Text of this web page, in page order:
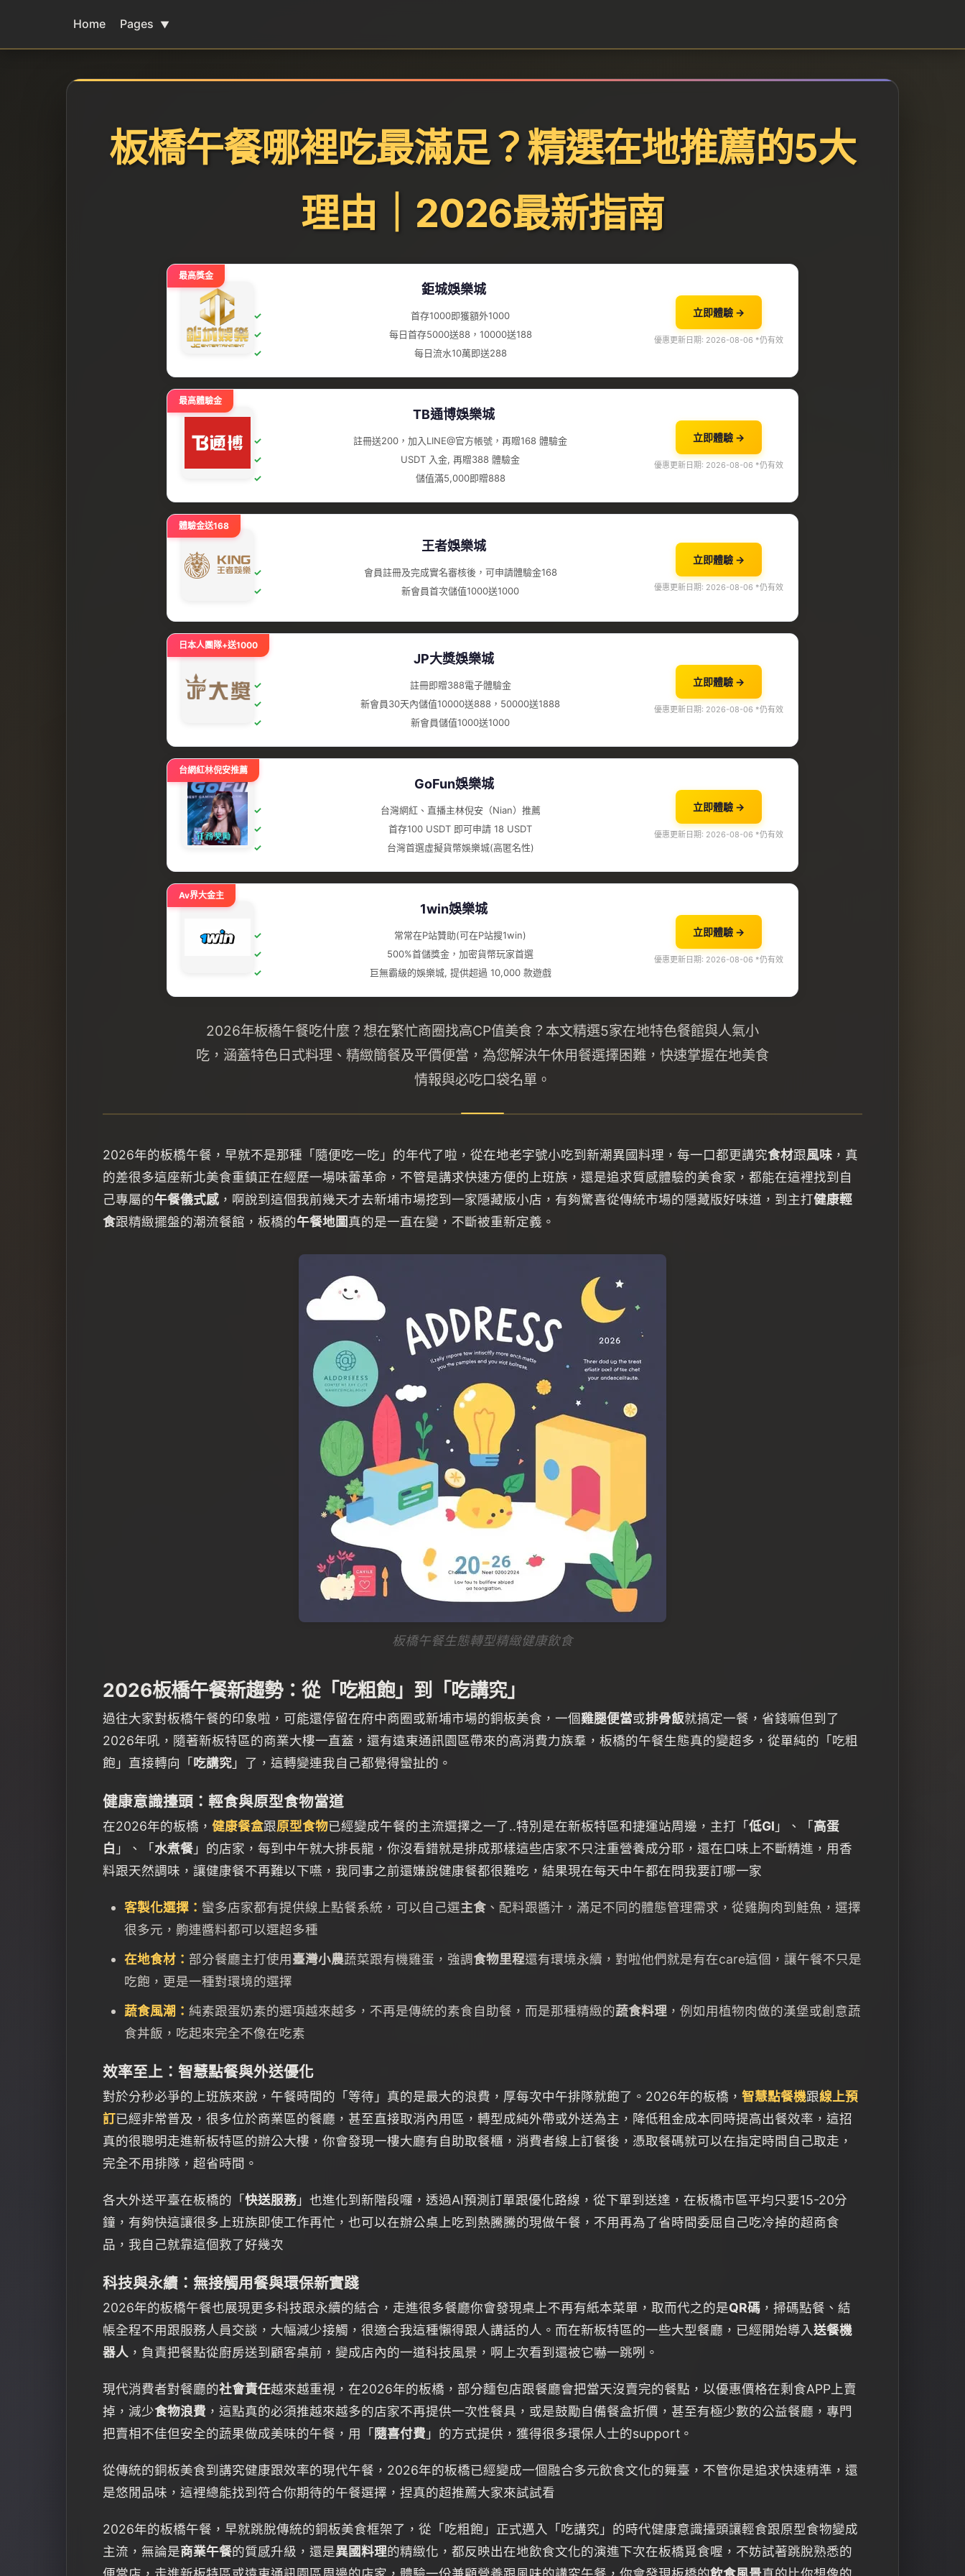
Home Pages ▼
板橋午餐哪裡吃最滿足？精選在地推薦的5大
理由｜2026最新指南
最高獎金
鉅城娛樂城
首存1000即獲額外1000
每日首存5000送88，10000送188
每日流水10萬即送288
立即體驗 →
優惠更新日期: 2026-08-06 *仍有效
最高體驗金
TB通博娛樂城
註冊送200，加入LINE@官方帳號，再贈168 體驗金
USDT 入金, 再贈388 體驗金
儲值滿5,000即贈888
立即體驗 →
優惠更新日期: 2026-08-06 *仍有效
體驗金送168
王者娛樂城
會員註冊及完成實名審核後，可申請體驗金168
新會員首次儲值1000送1000
立即體驗 →
優惠更新日期: 2026-08-06 *仍有效
日本人團隊+送1000
JP大獎娛樂城
註冊即贈388電子體驗金
新會員30天內儲值10000送888，50000送1888
新會員儲值1000送1000
立即體驗 →
優惠更新日期: 2026-08-06 *仍有效
台網紅林倪安推薦
GoFun娛樂城
台灣網紅、直播主林倪安（Nian）推薦
首存100 USDT 即可申請 18 USDT
台灣首選虛擬貨幣娛樂城(高匿名性)
立即體驗 →
優惠更新日期: 2026-08-06 *仍有效
Av界大金主
1win娛樂城
常常在P站贊助(可在P站搜1win)
500%首儲獎金，加密貨幣玩家首選
巨無霸級的娛樂城, 提供超過 10,000 款遊戲
立即體驗 →
優惠更新日期: 2026-08-06 *仍有效
2026年板橋午餐吃什麼？想在繁忙商圈找高CP值美食？本文精選5家在地特色餐館與人氣小
吃，涵蓋特色日式料理、精緻簡餐及平價便當，為您解決午休用餐選擇困難，快速掌握在地美食
情報與必吃口袋名單。
2026年的板橋午餐，早就不是那種「隨便吃一吃」的年代了啦，從在地老字號小吃到新潮異國料理，每一口都更講究食材跟風味 ，真
的差很多這座新北美食重鎮正在經歷一場味蕾革命，不管是講求快速方便的上班族，還是追求質感體驗的美食家，都能在這裡找到自
己專屬的午餐儀式感 ，啊說到這個我前幾天才去新埔市場挖到一家隱藏版小店，有夠驚喜從傳統市場的隱藏版好味道，到主打健康輕
食跟精緻擺盤的潮流餐館，板橋的午餐地圖真的是一直在變，不斷被重新定義。
板橋午餐生態轉型精緻健康飲食
2026板橋午餐新趨勢：從「吃粗飽」到「吃講究」
過往大家對板橋午餐的印象啦，可能還停留在府中商圈或新埔市場的銅板美食，一個雞腿便當或排骨飯就搞定一餐，省錢嘛但到了
2026年吼，隨著新板特區的商業大樓一直蓋，還有遠東通訊園區帶來的高消費力族羣，板橋的午餐生態真的變超多，從單純的「吃粗
飽」直接轉向「吃講究」了，這轉變連我自己都覺得蠻扯的。
健康意識擡頭：輕食與原型食物當道
在2026年的板橋， 健康餐盒跟原型食物已經變成午餐的主流選擇之一了..特別是在新板特區和捷運站周邊，主打「低GI 」、「高蛋
白 」、「水煮餐」的店家，每到中午就大排長龍，你沒看錯就是排成那樣這些店家不只注重營養成分耶，還在口味上不斷精進，用香
料跟天然調味，讓健康餐不再難以下嚥，我同事之前還嫌說健康餐都很難吃，結果現在每天中午都在問我要訂哪一家
客製化選擇： 蠻多店家都有提供線上點餐系統，可以自己選主食 、配料跟醬汁，滿足不同的體態管理需求，從雞胸肉到鮭魚，選擇
很多元，齁連醬料都可以選超多種
在地食材： 部分餐廳主打使用臺灣小農蔬菜跟有機雞蛋，強調食物里程還有環境永續，對啦他們就是有在care這個，讓午餐不只是
吃飽，更是一種對環境的選擇
蔬食風潮： 純素跟蛋奶素的選項越來越多，不再是傳統的素食自助餐，而是那種精緻的蔬食料理 ，例如用植物肉做的漢堡或創意蔬
食丼飯，吃起來完全不像在吃素
效率至上：智慧點餐與外送優化
對於分秒必爭的上班族來說，午餐時間的「等待」真的是最大的浪費，厚每次中午排隊就飽了。2026年的板橋， 智慧點餐機跟線上預
訂已經非常普及，很多位於商業區的餐廳，甚至直接取消內用區，轉型成純外帶或外送為主，降低租金成本同時提高出餐效率，這招
真的很聰明走進新板特區的辦公大樓，你會發現一樓大廳有自助取餐櫃，消費者線上訂餐後，憑取餐碼就可以在指定時間自己取走，
完全不用排隊，超省時間。
各大外送平臺在板橋的「快送服務」也進化到新階段囉，透過AI預測訂單跟優化路線，從下單到送達，在板橋市區平均只要15-20分
鐘，有夠快這讓很多上班族即使工作再忙，也可以在辦公桌上吃到熱騰騰的現做午餐，不用再為了省時間委屈自己吃冷掉的超商食
品，我自己就靠這個救了好幾次
科技與永續：無接觸用餐與環保新實踐
2026年的板橋午餐也展現更多科技跟永續的結合，走進很多餐廳你會發現桌上不再有紙本菜單，取而代之的是QR碼 ，掃碼點餐、結
帳全程不用跟服務人員交談，大幅減少接觸，很適合我這種懶得跟人講話的人。而在新板特區的一些大型餐廳，已經開始導入送餐機
器人 ，負責把餐點從廚房送到顧客桌前，變成店內的一道科技風景，啊上次看到還被它嚇一跳咧。
現代消費者對餐廳的社會責任越來越重視，在2026年的板橋，部分麵包店跟餐廳會把當天沒賣完的餐點，以優惠價格在剩食APP上賣
掉，減少食物浪費 ，這點真的必須推越來越多的店家不再提供一次性餐具，或是鼓勵自備餐盒折價，甚至有極少數的公益餐廳，專門
把賣相不佳但安全的蔬果做成美味的午餐，用「隨喜付費 」的方式提供，獲得很多環保人士的support。
從傳統的銅板美食到講究健康跟效率的現代午餐，2026年的板橋已經變成一個融合多元飲食文化的舞臺，不管你是追求快速精準，還
是悠閒品味，這裡總能找到符合你期待的午餐選擇，捏真的超推薦大家來試試看
2026年的板橋午餐，早就跳脫傳統的銅板美食框架了，從「吃粗飽」正式邁入「吃講究」的時代健康意識擡頭讓輕食跟原型食物變成
主流，無論是商業午餐的質感升級，還是異國料理的精緻化，都反映出在地飲食文化的演進下次在板橋覓食喔，不妨試著跳脫熟悉的